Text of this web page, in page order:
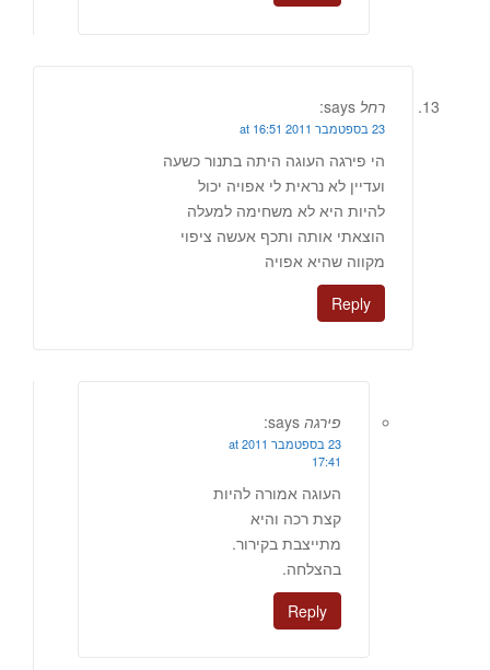
רחל says:
23 בספטמבר 2011 at 16:51
הי פירגה העוגה היתה בתנור כשעה
ועדיין לא נראית לי אפויה יכול
להיות היא לא משחימה למעלה
הוצאתי אותה ותכף אעשה ציפוי
מקווה שהיא אפויה
Reply
פירגה says:
23 בספטמבר 2011 at
17:41
העוגה אמורה להיות
קצת רכה והיא
מתייצבת בקירור.
בהצלחה.
Reply